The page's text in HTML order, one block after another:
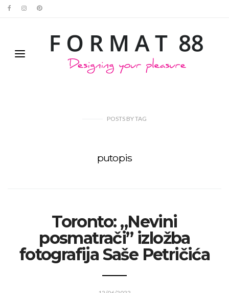
POSTS BYTAG
putopis
Toronto: „Nevini
posmatrači” izložba
fotografija Saše Petričića